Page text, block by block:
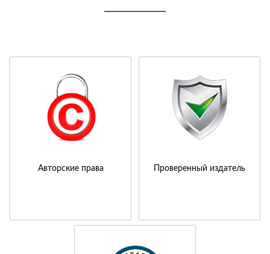
Авторские права Проверенный издатель